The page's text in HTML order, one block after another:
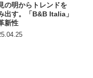
の明からトレンドを
出す。「B&B Italia」
新性